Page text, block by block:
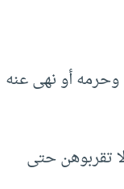
وحرمه أو نهى عنه
تقربوهن حتى